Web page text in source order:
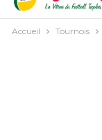
Accueil Tournois